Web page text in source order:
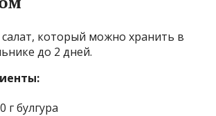
который можно хранить в
до 2 дней.
г булгура